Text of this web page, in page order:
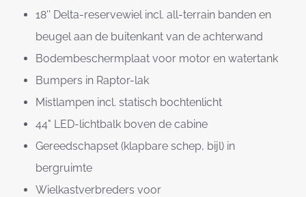
18'' Delta-reservewiel incl. all-terrain banden en
beugel aan de buitenkant van de achterwand
Bodembeschermplaat voor motor en watertank
Bumpers in Raptor-lak
Mistlampen incl. statisch bochtenlicht
44" LED-lichtbalk boven de cabine
Gereedschapset (klapbare schep, bijl) in
bergruimte
Wielkastverbreders voor